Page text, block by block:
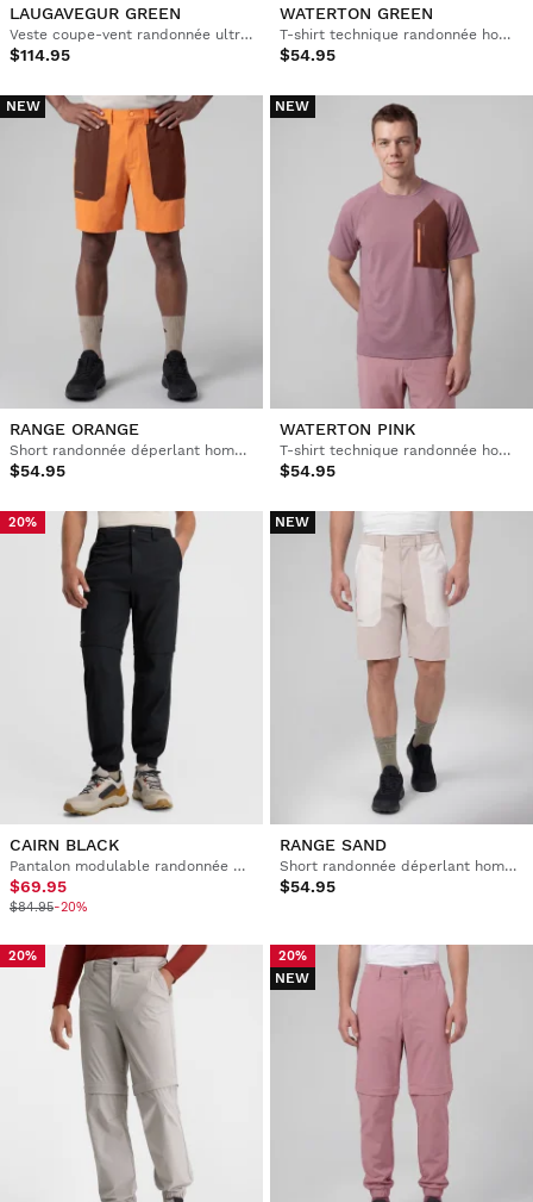
LAUGAVEGUR GREEN
Veste coupe-vent randonnée ultralégère homme
$114.95
WATERTON GREEN
T-shirt technique randonnée homme
$54.95
NEW
RANGE ORANGE
Short randonnée déperlant homme
$54.95
NEW
WATERTON PINK
T-shirt technique randonnée homme
$54.95
20%
CAIRN BLACK
Pantalon modulable randonnée homme
$69.95
$84.95-20%
NEW
RANGE SAND
Short randonnée déperlant homme
$54.95
20% 20%
NEW